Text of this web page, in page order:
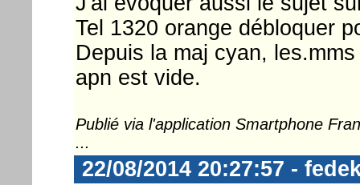
Tel 1320 orange débloquer
Depuis la maj cyan,
apn est vide.
Publié via l'application Smartphone
...
22/08/2014 20:27:57 -